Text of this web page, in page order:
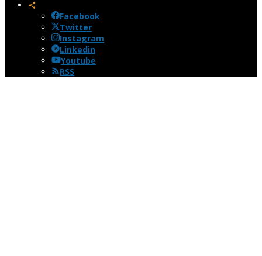
Facebook
Twitter
Instagram
Linkedin
Youtube
RSS